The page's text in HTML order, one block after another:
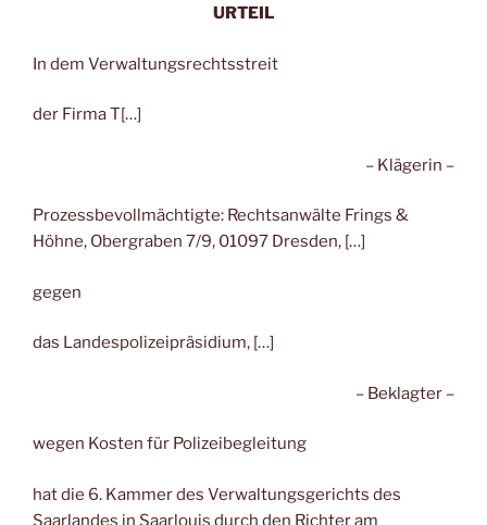
URTEIL
In dem Verwaltungsrechtsstreit
der Firma T[…]
– Klägerin –
Prozessbevollmächtigte: Rechtsanwälte Frings &
Höhne, Obergraben 7/9, 01097 Dresden, […]
gegen
das Landespolizeipräsidium, […]
– Beklagter –
wegen Kosten für Polizeibegleitung
hat die 6. Kammer des Verwaltungsgerichts des
Saarlandes in Saarlouis durch den Richter am